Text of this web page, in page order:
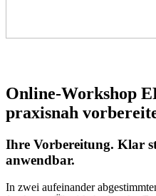
Online-Workshop
praxisnah
Ihre Vorbereitung. Klar
anwendbar.
In zwei aufeinander